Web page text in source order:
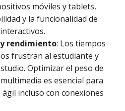
móviles y tablets,
y la funcionalidad de
rendimiento: Los tiempos
frustran al estudiante y
Optimizar el peso de
es esencial para
incluso con conexiones